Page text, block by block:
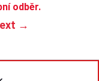
odběr.
→